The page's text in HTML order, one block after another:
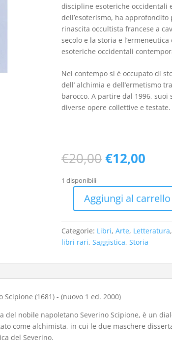
discipline esoteriche occidentali
dell’esoterismo, ha
rinascita occultista francese a
secolo e la storia e
esoteriche occidentali
Nel contempo si è occupato di
dell’ alchimia e dell’ermetismo
barocco. A partire dal 1996, suoi
diverse opere collettive e testate.
€20,00Il
prezzo
era:
€20,00.
€12,00Il
è:
1 disponibili
filosofo
chimico
-
1
ed.
Aggiungi al carrello
Categorie: Libri, Arte, Letteratura,
libri rari, Saggistica, Storia
(1681) - (nuovo 1 ed. 2000)
del nobile napoletano Severino Scipione, è un
come alchimista, in cui le due maschere
del Severino.